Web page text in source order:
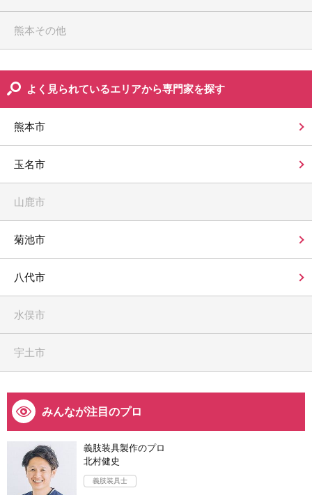
熊本その他
よく見られているエリアから専門家を探す
熊本市
玉名市
山鹿市
菊池市
八代市
水俣市
宇土市
みんなが注目のプロ
義肢装具製作のプロ
北村健史
義肢装具士